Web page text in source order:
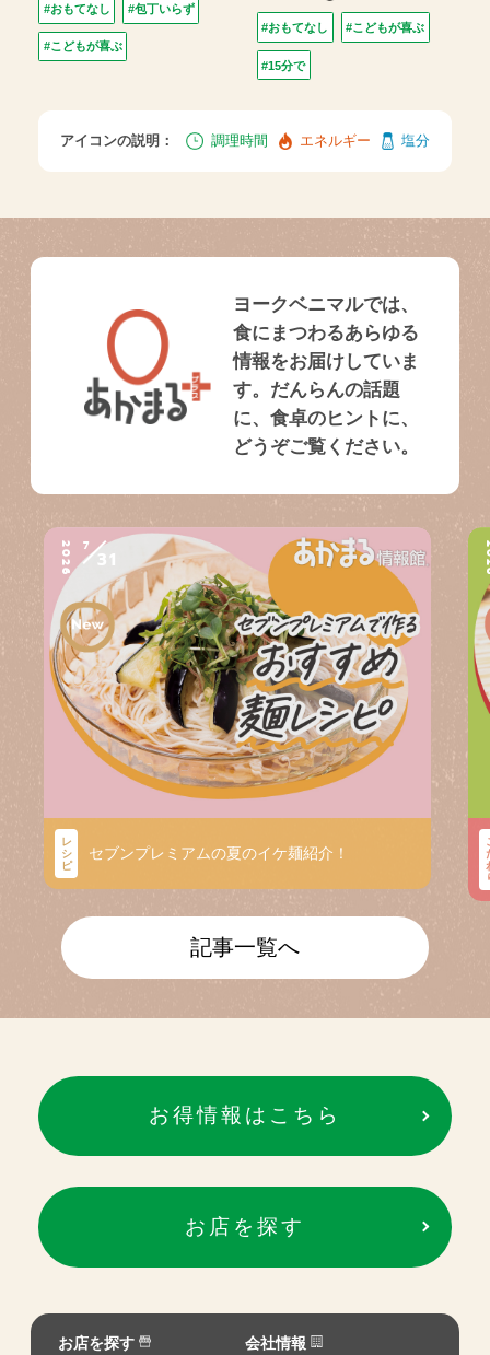
#おもてなし #包丁いらず
#こどもが喜ぶ
#おもてなし #こどもが喜ぶ
#15分で
アイコンの説明： 調理時間 エネルギー 塩分
ヨークベニマルでは、
食にまつわるあらゆる
情報をお届けしていま
す。だんらんの話題
に、食卓のヒントに、
どうぞご覧ください。
2026 7
31
レ
シ
ピ
セブンプレミアムの夏のイケ麺紹介！
記事一覧へ
お得情報はこちら
お店を探す
お店を探す
会社情報